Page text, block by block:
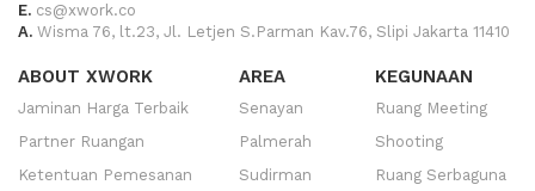
E. cs@xwork.co
A. Wisma 76, lt.23, Jl. Letjen S.Parman Kav.76, Slipi Jakarta 11410
ABOUT XWORK
Jaminan Harga Terbaik
Partner Ruangan
Ketentuan Pemesanan
AREA
Senayan
Palmerah
Sudirman
KEGUNAAN
Ruang Meeting
Shooting
Ruang Serbaguna